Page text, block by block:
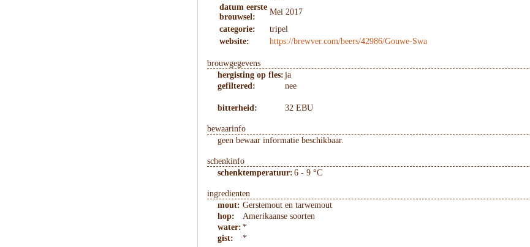
datum eerste
brouwsel:
Mei 2017
categorie:
tripel
website:
https://brewver.com/beers/42986/Gouwe-Swa
brouwgegevens
hergisting op fles: ja
gefiltered:
nee
bitterheid: 32 EBU
bewaarinfo
geen bewaar informatie beschikbaar.
schenkinfo
schenktemperatuur: 6 - 9 °C
ingredienten
mout: Gerstemout en tarwemout
hop:
Amerikaanse soorten
water: *
gist:
*